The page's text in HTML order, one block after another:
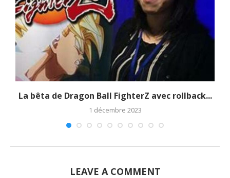
La bêta de Dragon Ball FighterZ avec rollback...
1 décembre 2023
LEAVE A COMMENT